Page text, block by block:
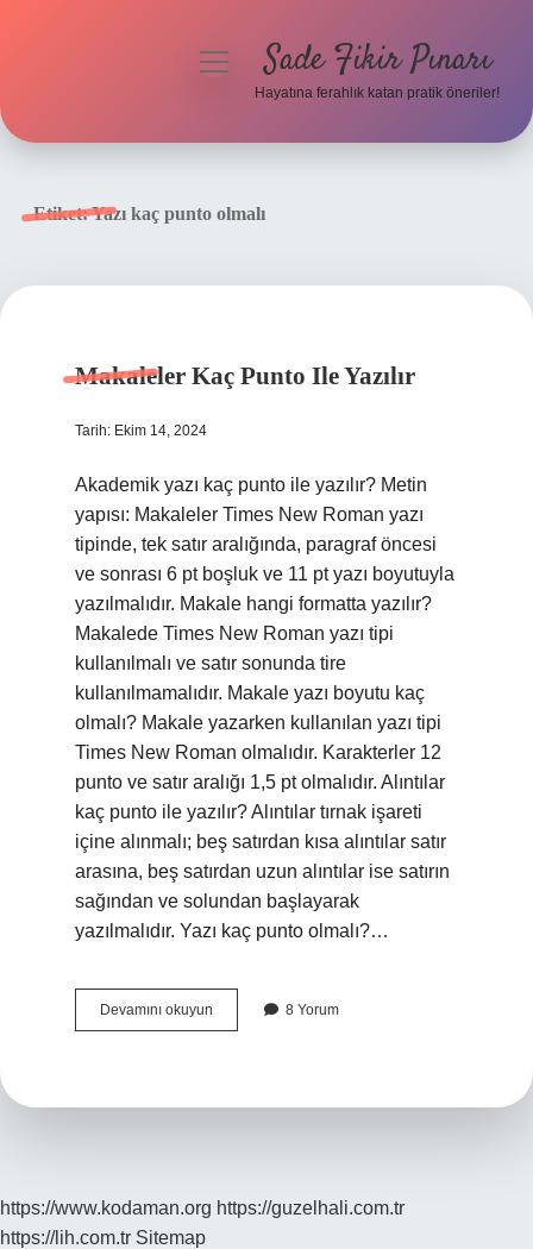
menüyüSade Fikir Pınarı
Hayatına ferahlık katan pratik öneriler!
Etiket:Yazı kaç punto olmalı
Makaleler Kaç Punto Ile Yazılır
Tarih: Ekim 14, 2024
Akademik yazı kaç punto ile yazılır? Metin
yapısı: Makaleler Times New Roman yazı
tipinde, tek satır aralığında, paragraf öncesi
ve sonrası 6 pt boşluk ve 11 pt yazı boyutuyla
yazılmalıdır. Makale hangi formatta yazılır?
Makalede Times New Roman yazı tipi
kullanılmalı ve satır sonunda tire
kullanılmamalıdır. Makale yazı boyutu kaç
olmalı? Makale yazarken kullanılan yazı tipi
Times New Roman olmalıdır. Karakterler 12
punto ve satır aralığı 1,5 pt olmalıdır. Alıntılar
kaç punto ile yazılır? Alıntılar tırnak işareti
içine alınmalı; beş satırdan kısa alıntılar satır
arasına, beş satırdan uzun alıntılar ise satırın
sağından ve solundan başlayarak
yazılmalıdır. Yazı kaç punto olmalı?…
Devamını okuyun Makaleler
Kaç
8 Yorum
https://www.kodaman.org https://guzelhali.com.tr
https://lih.com.tr Sitemap